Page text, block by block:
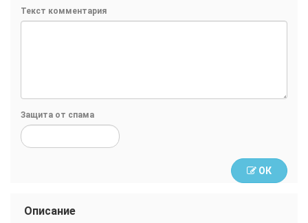
Текст комментария
Защита от спама
ОК
Описание